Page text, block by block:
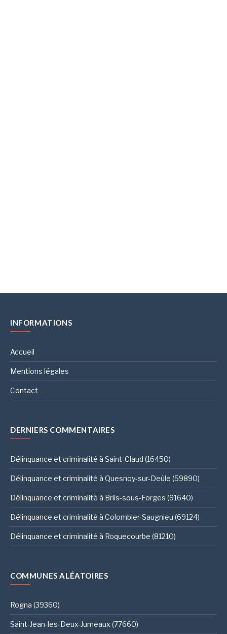
INFORMATIONS
Accueil
Mentions légales
Contact
DERNIERS COMMENTAIRES
Délinquance et criminalité à Saint-Claud (16450)
Délinquance et criminalité à Quesnoy-sur-Deûle (59890)
Délinquance et criminalité à Briis-sous-Forges (91640)
Délinquance et criminalité à Colombier-Saugnieu (69124)
Délinquance et criminalité à Roquecourbe (81210)
COMMUNES ALÉATOIRES
Rogna (39360)
Saint-Jean-les-Deux-Jumeaux (77660)